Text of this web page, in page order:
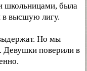
школьницами, была
в высшую лигу.
Но мы
Девушки поверили в